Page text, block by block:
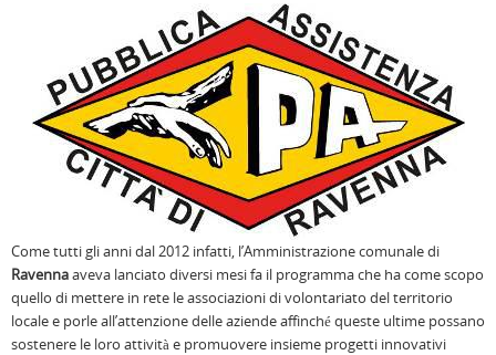
Come tutti gli anni dal 2012 infatti, l’Amministrazione comunale di
Ravennaaveva lanciato diversi mesi fa il programma che ha come scopo
quello di mettere in rete le associazioni di volontariato del territorio
locale e porle all’attenzione delle aziende affinché queste ultime possano
sostenere le loro attività e promuovere insieme progetti innovativi